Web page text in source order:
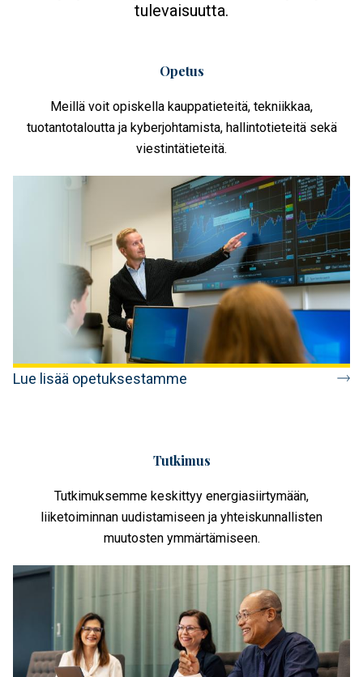
tulevaisuutta.
Opetus
Meillä voit opiskella kauppatieteitä, tekniikkaa,
tuotantotaloutta ja kyberjohtamista, hallintotieteitä sekä
viestintätieteitä.
Lue lisää opetuksestamme
Tutkimus
Tutkimuksemme keskittyy energiasiirtymään,
liiketoiminnan uudistamiseen ja yhteiskunnallisten
muutosten ymmärtämiseen.